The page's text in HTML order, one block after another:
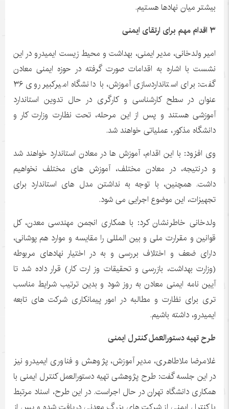
بیشتر میان نهادها هستیم.
۳ اقدام مهم برای ارتقای ایمنی
امیر ولدخانی، مدیر ایمنی، بهداشت و محیط زیست ایمیدرو در این
نشست با اشاره به اقدامات صورت گرفته در حوزه ایمنی معادن
گفت: برای استانداردسازی آموزش، با دانشگاه امیرکبیر روی ۳۶
عنوان در سطح کارشناسی و کارگری در حال تدوین استاندارد
آموزشی هستند و پس از این مرحله، تحت نظارت وزارت کار و
دانشگاه مذکور، عملیاتی خواهند شد.
وی افزود: با این اقدام، آموزش ها در معادن استاندارد خواهند شد
و درنتیجه، در معادن مختلف، آموزش های مختلف نخواهیم
داشت. همچنین، با توجه به نداشتن مدل های استاندارد برای
تجهیزات، این موضوع اجرایی می شود.
ولدخانی خاطرنشان کرد: با همکاری انجمن مهندسی معدن، کل
قوانین و مقرارت ملی و بین المللی را مقایسه و موارد هم پوشانی،
دارای ضعف و اختلاف بررسی و به در اختیار نهادهای مربوطه
(وزارت بهداشت، بازرسی و تحقیقات وز ارت کار) قرار داده شد تا
آیین نامه ایمنی معادن به روز شود و بدین ترتیب شرایط مناسب
تری برای نظارت و مطالبه در امور پیمانکاری شرکت های تابعه
ایمیدرو، داشته باشیم.
طرح تهیه دستورالعمل کنترل ایمنی
غلامرضا ملاطاهری، مدیر آموزش، پژوهش و فناوری ایمیدرو نیز
در این جلسه گفت: طرح پژوهشی تهیه دستورالعمل کنترل ایمنی با
همکاری دانشگاه تهران در حال اجراست. در این طرح، اسناد مرتبط